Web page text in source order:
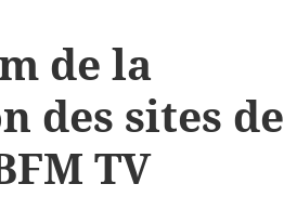
de la
des sites de
TV